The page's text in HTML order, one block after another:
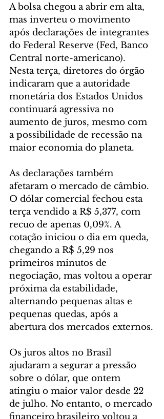
A bolsa chegou a abrir em alta,
mas inverteu o movimento
após declarações de integrantes
do Federal Reserve (Fed, Banco
Central norte-americano).
Nesta terça, diretores do órgão
indicaram que a autoridade
monetária dos Estados Unidos
continuará agressiva no
aumento de juros, mesmo com
a possibilidade de recessão na
maior economia do planeta.
As declarações também
afetaram o mercado de câmbio.
O dólar comercial fechou esta
terça vendido a R$ 5,377, com
recuo de apenas 0,09%. A
cotação iniciou o dia em queda,
chegando a R$ 5,29 nos
primeiros minutos de
negociação, mas voltou a operar
próxima da estabilidade,
alternando pequenas altas e
pequenas quedas, após a
abertura dos mercados externos.
Os juros altos no Brasil
ajudaram a segurar a pressão
sobre o dólar, que ontem
atingiu o maior valor desde 22
de julho. No entanto, o mercado
financeiro brasileiro voltou a